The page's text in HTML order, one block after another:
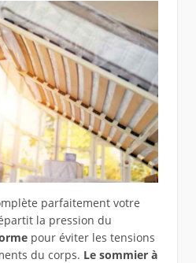
parfaitement votre
la pression du
pour éviter les tensions
du corps. Le sommier à